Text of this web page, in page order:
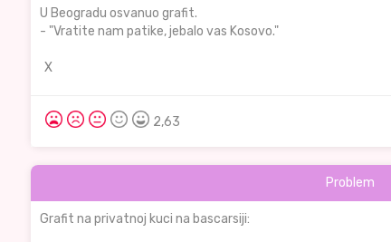
U Beogradu osvanuo grafit.
- "Vratite nam patike, jebalo vas Kosovo."
X
2,63
Problem
Grafit na privatnoj kuci na bascarsiji: